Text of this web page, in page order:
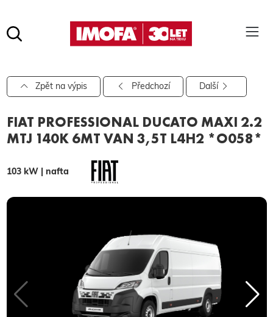
hledat
Pro vyhledávání zadejte alespoň 3 znaky.
Zpět na výpis Předchozí Další
FIAT PROFESSIONAL DUCATO MAXI 2.2
MTJ 140K 6MT VAN 3,5T L4H2 *O058*
103 kW | nafta